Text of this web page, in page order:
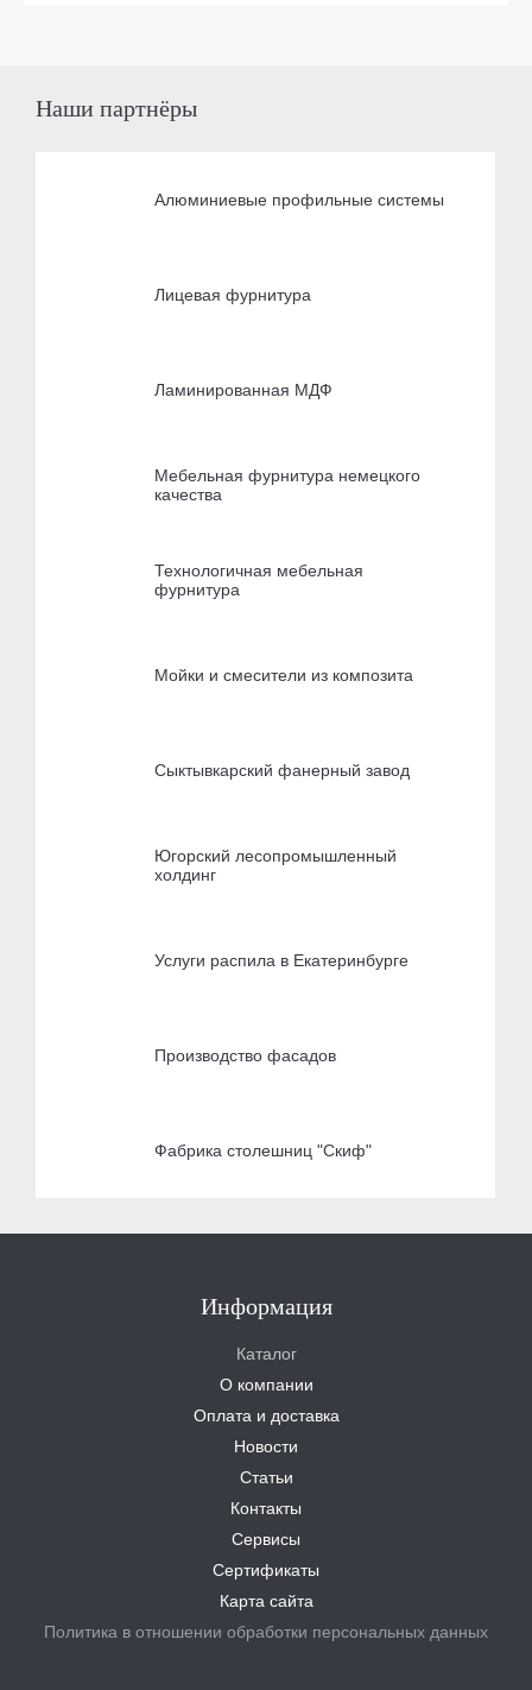
Наши партнёры
Алюминиевые профильные системы
Лицевая фурнитура
Ламинированная МДФ
Мебельная фурнитура немецкого
качества
Технологичная мебельная
фурнитура
Мойки и смесители из композита
Сыктывкарский фанерный завод
Югорский лесопромышленный
холдинг
Услуги распила в Екатеринбурге
Производство фасадов
Фабрика столешниц "Скиф"
Информация
Каталог
О компании
Оплата и доставка
Новости
Статьи
Контакты
Сервисы
Сертификаты
Карта сайта
Политика в отношении обработки персональных данных